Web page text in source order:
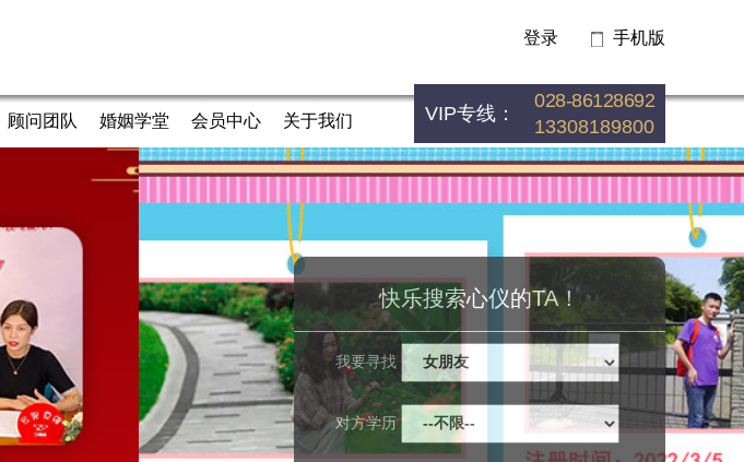
登录 手机版
顾问团队 婚姻学堂 会员中心 关于我们 VIP专线：
028-86128692
13308189800
快乐搜索心仪的TA！
我要寻找
对方学历